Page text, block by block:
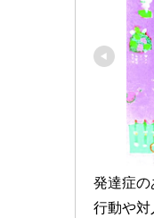
発達症の
行動や対